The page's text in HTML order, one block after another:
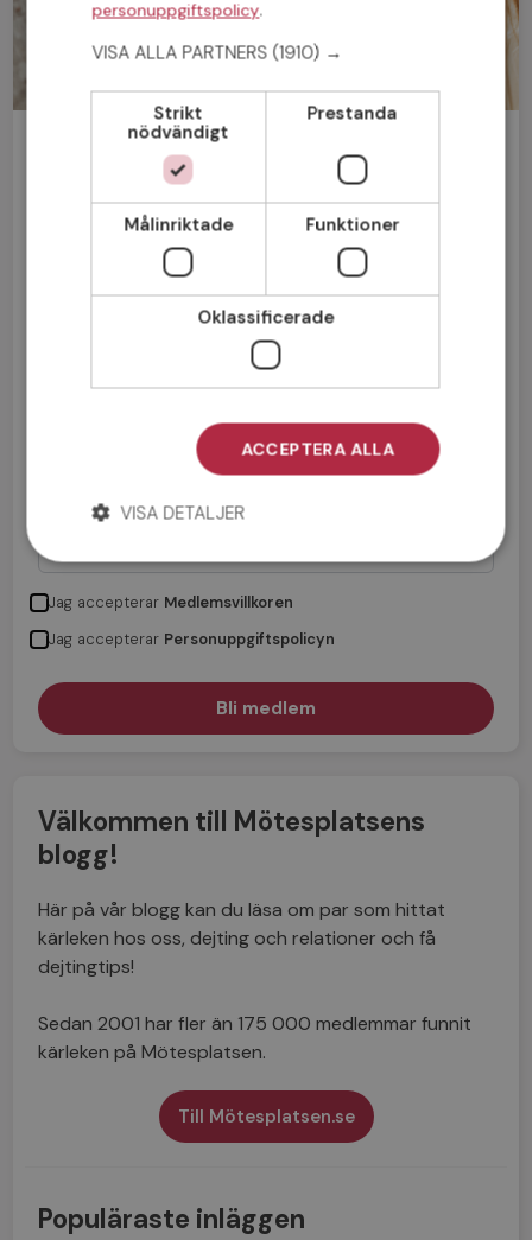
Bli medlem gratis!
Man Kvinna
Jag accepterar Medlemsvillkoren
Jag accepterar Personuppgiftspolicyn
Välkommen till Mötesplatsens
blogg!
Här på vår blogg kan du läsa om par som hittat
kärleken hos oss, dejting och relationer och få
dejtingtips!
Sedan 2001 har fler än 175 000 medlemmar funnit
kärleken på Mötesplatsen.
Till Mötesplatsen.se
Populäraste inläggen
personuppgiftspolicy.
VISA ALLA PARTNERS (1910) →
Strikt
nödvändigt
Prestanda
Målinriktade Funktioner
Oklassificerade
ACCEPTERA ALLA
VISA DETALJER